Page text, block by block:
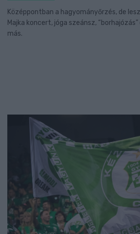
Középpontban a hagyományőrzés, de
Majka koncert, jóga szeánsz,
más.